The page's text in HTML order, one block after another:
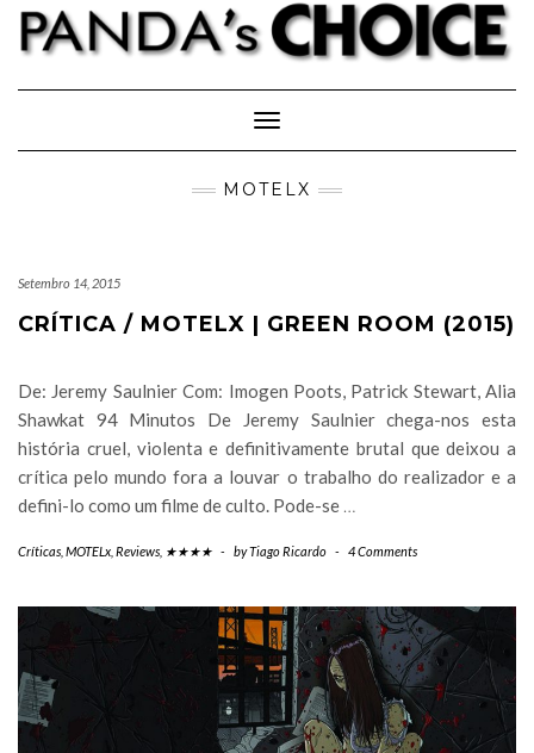
Skip
content
Toggle Navigation
MOTELX
Setembro 14, 2015
CRÍTICA / MOTELX | GREEN ROOM (2015)
De: Jeremy Saulnier Com: Imogen Poots, Patrick Stewart, Alia
Shawkat 94 Minutos De Jeremy Saulnier chega-nos esta
história cruel, violenta e definitivamente brutal que deixou a
crítica pelo mundo fora a louvar o trabalho do realizador e a
defini-lo como um filme de culto. Pode-se …
Críticas MOTELx Reviews ★★★★ - byTiago Ricardo - 4 Comments